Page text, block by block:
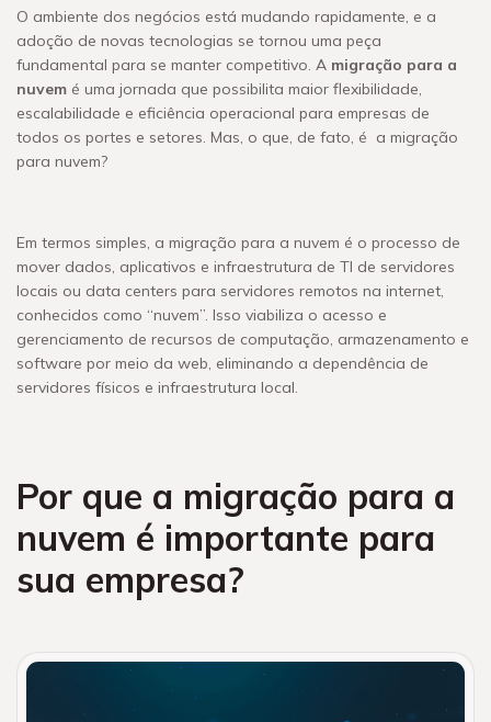
O ambiente dos negócios está mudando rapidamente, e a
adoção de novas tecnologias se tornou uma peça
fundamental para se manter competitivo. A migração para a
nuvem é uma jornada que possibilita maior flexibilidade,
escalabilidade e eficiência operacional para empresas de
todos os portes e setores. Mas, o que, de fato, é a migração
para nuvem?
Em termos simples, a migração para a nuvem é o processo de
mover dados, aplicativos e infraestrutura de TI de servidores
locais ou data centers para servidores remotos na internet,
conhecidos como “nuvem”. Isso viabiliza o acesso e
gerenciamento de recursos de computação, armazenamento e
software por meio da web, eliminando a dependência de
servidores físicos e infraestrutura local.
Por que a migração para a
nuvem é importante para
sua empresa?